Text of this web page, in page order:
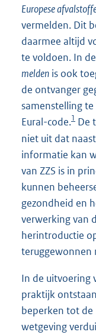
Europese
vermelden. Dit
daarmee altijd
te voldoen. In
melden is ook
de ontvanger
samenstelling
Eural-code.1 De
niet uit dat
informatie kan
van ZZS is in
kunnen
gezondheid en
verwerking van
herintroductie
teruggewonnen
In de uitvoering
praktijk
beperken tot de
wetgeving